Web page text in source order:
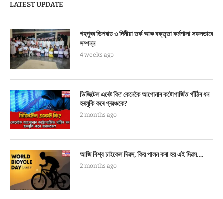
LATEST UPDATE
গহপুৰৰ ডিপৰাত ৩ দিনীয়া তৰ্ক আৰু বক্তৃতা কৰ্মশালা সফলতাৰে
সম্পন্ন
4 weeks ago
ডিজিটেল এৰেষ্ট কি? কেনেকৈ আপোনাৰ কষ্টোপাৰ্জিত গাঁঠিৰ ধন
হৰলুকি কৰে প্ৰৱঞ্চকে?
2 months ago
আজি বিশ্ব চাইকেল দিৱস, কিয় পালন কৰা হয় এই দিৱস….
2 months ago